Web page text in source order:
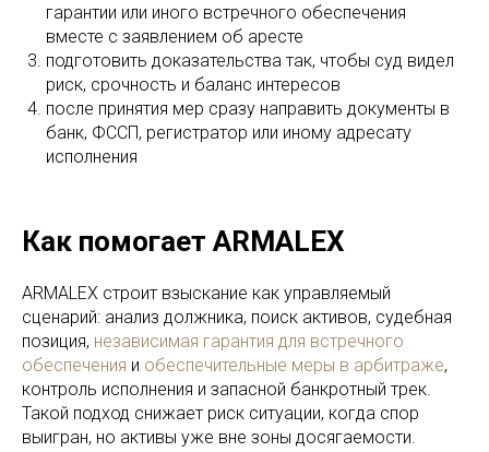
гарантии или иного встречного обеспечения
вместе с заявлением об аресте
подготовить доказательства так, чтобы суд видел
риск, срочность и баланс интересов
после принятия мер сразу направить документы в
банк, ФССП, регистратор или иному адресату
исполнения
Как помогает ARMALEX
ARMALEX строит взыскание как управляемый
сценарий: анализ должника, поиск активов, судебная
позиция, независимая гарантия для встречного
обеспечения и обеспечительные меры в арбитраже,
контроль исполнения и запасной банкротный трек.
Такой подход снижает риск ситуации, когда спор
выигран, но активы уже вне зоны досягаемости.